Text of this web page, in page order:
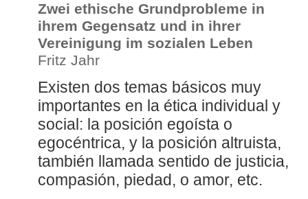
Zwei ethische Grundprobleme in
ihrem Gegensatz und in ihrer
Vereinigung im sozialen Leben
Fritz Jahr
Existen dos temas básicos muy
importantes en la ética individual y
social: la posición egoísta o
egocéntrica, y la posición altruista,
también llamada sentido de justicia,
compasión, piedad, o amor, etc.